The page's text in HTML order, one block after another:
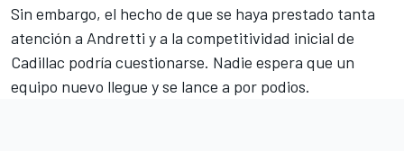
Sin embargo, el hecho de que se haya prestado tanta
atención a Andretti y a la competitividad inicial de
Cadillac podría cuestionarse. Nadie espera que un
equipo nuevo llegue y se lance a por podios.